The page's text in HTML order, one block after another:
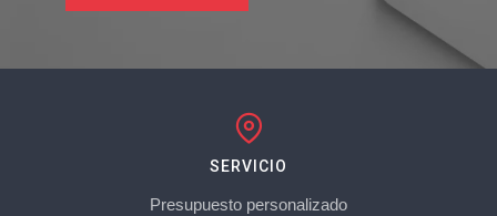
SERVICIO
Presupuesto personalizado